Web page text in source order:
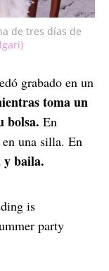
de tres días de
grabado en un
toma un
bolsa. En
una silla. En
y baila.
is
party